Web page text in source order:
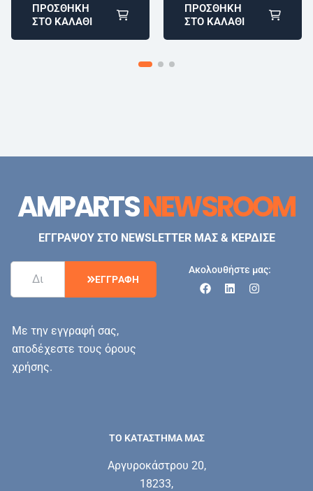
ΠΡΟΣΘΉΚΗ
ΣΤΟ ΚΑΛΆΘΙ
ΠΡΟΣΘΉΚΗ
ΣΤΟ ΚΑΛΆΘΙ
AMPARTSNEWSROOM
ΕΓΓΡΑΨΟΥ ΣΤΟ NEWSLETTER ΜΑΣ & ΚΕΡΔΙΣΕ
ΕΓΓΡΑΦΗ
Με την εγγραφή σας,
αποδέχεστε τους όρους
χρήσης.
Ακολουθήστε μας:
ΤΟ ΚΑΤΑΣΤΗΜΑ ΜΑΣ
Αργυροκάστρου 20,
18233,